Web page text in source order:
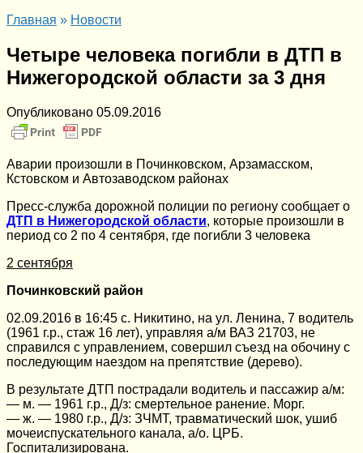
Главная » Новости
Четыре человека погибли в ДТП в
Нижегородской области за 3 дня
Опубликовано 05.09.2016
Аварии произошли в Починковском, Арзамасском,
Кстовском и Автозаводском районах
Пресс-служба дорожной полиции по региону сообщает о
ДТП в Нижегородской области, которые произошли в
период со 2 по 4 сентября, где погибли 3 человека
2 сентября
Починковский район
02.09.2016 в 16:45 с. Никитино, на ул. Ленина, 7 водитель
(1961 г.р., стаж 16 лет), управляя а/м ВАЗ 21703, не
справился с управлением, совершил съезд на обочину с
последующим наездом на препятствие (дерево).
В результате ДТП пострадали водитель и пассажир а/м:
— м. — 1961 г.р., Д/з: смертельное ранение. Морг.
— ж. — 1980 г.р., Д/з: ЗЧМТ, травматический шок, ушиб
мочеиспускательного канала, а/о. ЦРБ.
Госпитализирована.